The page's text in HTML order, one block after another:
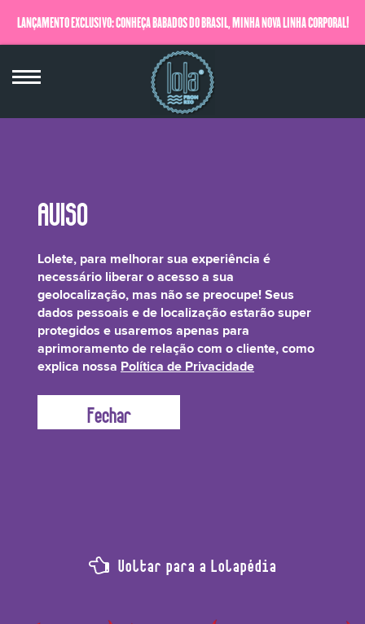
LANÇAMENTO EXCLUSIVO: CONHEÇA BABADOS DO BRASIL, MINHA NOVA LINHA CORPORAL!
QUERO SABER MAIS
Phytosteryl (and) Behenyl (and)
Octyldodecyl Lauroyl Glutamate
É um agente emoliente usado em produtos de beleza e cosméticos para
ingrediente contém Ceramidas, proteína produzida naturalmente pelo cabelo
e pele, mas que acaba se perdendo com o uso de químicos nocivos.
Voltar para a Lolapédia
Lolete, para melhorar sua experiência é
necessário liberar o acesso a sua
geolocalização, mas não se preocupe! Seus
dados pessoais e de localização estarão super
protegidos e usaremos apenas para
aprimoramento de relação com o cliente, como
explica nossa Política de Privacidade